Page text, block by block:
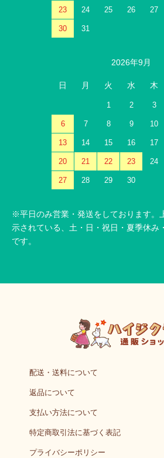
23 24 25 26 27
30 31
2026年9月
日 月 火 水 木
1 2 3
6 7 8 9 10
13 14 15 16 17
20 21 22 23 24
27 28 29 30
※平日のみ営業・発送をしております。
示されている、土・日・祝日・夏季休み
です。
配送・送料について
返品について
支払い方法について
特定商取引法に基づく表記
プライバシーポリシー